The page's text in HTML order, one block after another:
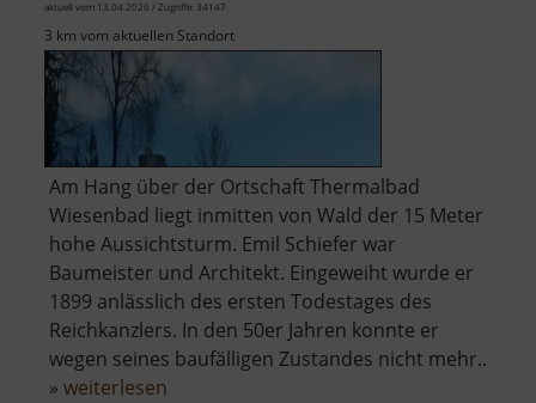
aktuell vom 13.04.2026 / Zugriffe: 34147
3 km vom aktuellen Standort
Am Hang über der Ortschaft Thermalbad
Wiesenbad liegt inmitten von Wald der 15 Meter
hohe Aussichtsturm. Emil Schiefer war
Baumeister und Architekt. Eingeweiht wurde er
1899 anlässlich des ersten Todestages des
Reichkanzlers. In den 50er Jahren konnte er
wegen seines baufälligen Zustandes nicht mehr..
» weiterlesen